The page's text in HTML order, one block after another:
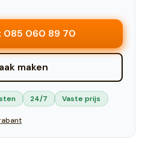
085 060 89 70
maken
24/7 Vaste prijs